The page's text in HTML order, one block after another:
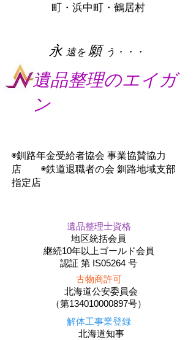
​永 遠を 願 う・・・
遺品整理のエイガ
ン
◉釧路年金受給者協会 事業協賛協力
店 ◉鉄道退職者の会 釧路地域支部
指定店
遺品整理士資格
地区統括会員
​継続10年以上ゴールド会員
認証 第 IS05264 号
古物商許可
北海道公安委員会
（第134010000897号）
解体工事業登録
北海道知事
町・浜中町・鶴居村